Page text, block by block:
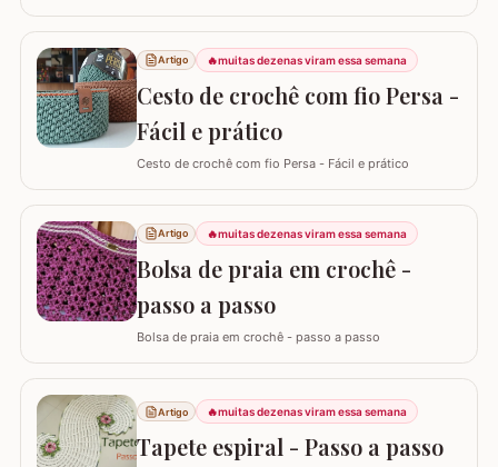
quem já tem estrada, é: "Samuel, quanto eu devo cobrar
pelas minhas peças?". Eu sei que muitas vezes o medo
de cobrar o valor justo e não vender fala mais alto, mas
hoje eu quero te ajudar a mudar…
Artigo 🔥muitas dezenas viram essa semana
Cesto de crochê com fio Persa -
Fácil e prático
Cesto de crochê com fio Persa - Fácil e prático
Artigo 🔥muitas dezenas viram essa semana
Bolsa de praia em crochê -
passo a passo
Bolsa de praia em crochê - passo a passo
Artigo 🔥muitas dezenas viram essa semana
Tapete espiral - Passo a passo